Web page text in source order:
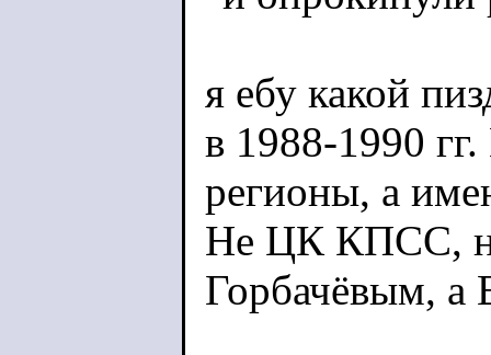
я ебу какой
в 1988-1990
регионы, а
Не ЦК КПСС,
Горбачёвым, а